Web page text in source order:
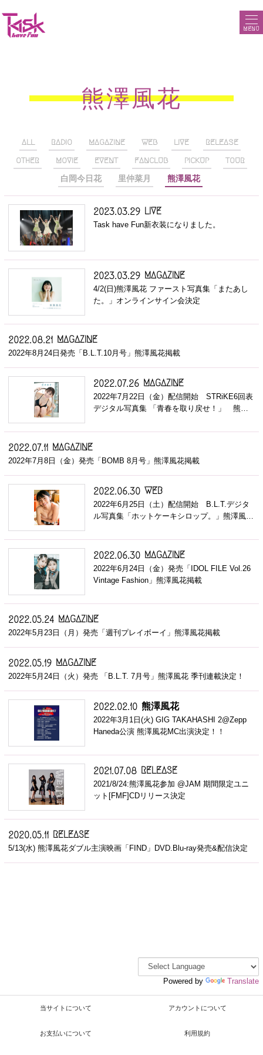
MENU
熊澤風花
ALL RADIO MAGAZINE WEB LIVE RELEASE
OTHER MOVIE EVENT FANCLUB PICKUP TOUR
白岡今日花 里仲菜月 熊澤風花
2023.03.29 LIVE
Task have Fun新衣装になりました。
2023.03.29 MAGAZINE
4/2(日)熊澤風花 ファースト写真集「またあし
た。」オンラインサイン会決定
2022.08.21 MAGAZINE
2022年8月24日発売「B.L.T.10月号」熊澤風花掲載
2022.07.26 MAGAZINE
2022年7月22日（金）配信開始 STRiKE6回表
デジタル写真集 「青春を取り戻せ！」 熊…
2022.07.11 MAGAZINE
2022年7月8日（金）発売「BOMB 8月号」熊澤風花掲載
2022.06.30 WEB
2022年6月25日（土）配信開始 B.L.T.デジタ
ル写真集「ホットケーキシロップ。」熊澤風…
2022.06.30 MAGAZINE
2022年6月24日（金）発売「IDOL FILE Vol.26
Vintage Fashion」熊澤風花掲載
2022.05.24 MAGAZINE
2022年5月23日（月）発売「週刊プレイボーイ」熊澤風花掲載
2022.05.19 MAGAZINE
2022年5月24日（火）発売 「B.L.T. 7月号」熊澤風花 季刊連載決定！
2022.02.10 熊澤風花
2022年3月1日(火) GIG TAKAHASHI 2@Zepp
Haneda公演 熊澤風花MC出演決定！！
2021.07.08 RELEASE
2021/8/24:熊澤風花参加 @JAM 期間限定ユニ
ット[FMF]CDリリース決定
2020.05.11 RELEASE
5/13(水) 熊澤風花ダブル主演映画「FIND」DVD.Blu-ray発売&配信決定
Powered by Translate
当サイトについて アカウントについて
お支払いについて 利用規約